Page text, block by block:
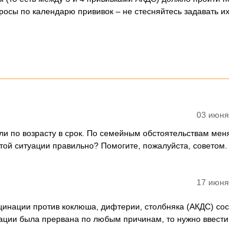
по календарю прививок – не стесняйтесь задавать
03
по возрасту в срок. По семейным обстоятельствам
ситуации правильно? Помогите, пожалуйста,
17
против коклюша, дифтерии, столбняка (АКДС)
была прервана по любым причинам, то нужно ввести